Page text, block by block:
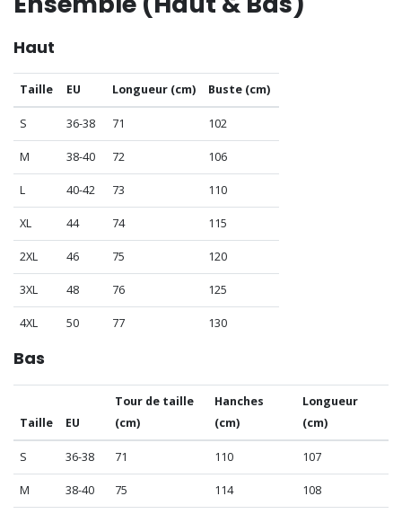
Haut
Taille EU Longueur (cm) Buste (cm)
S 36-38 71 102
M 38-40 72 106
L 40-42 73 110
XL 44 74 115
2XL 46 75 120
3XL 48 76 125
4XL 50 77 130
Bas
Taille EU
Tour de taille
(cm)
Hanches
(cm)
Longueur
(cm)
S 36-38 71 110 107
M 38-40 75 114 108